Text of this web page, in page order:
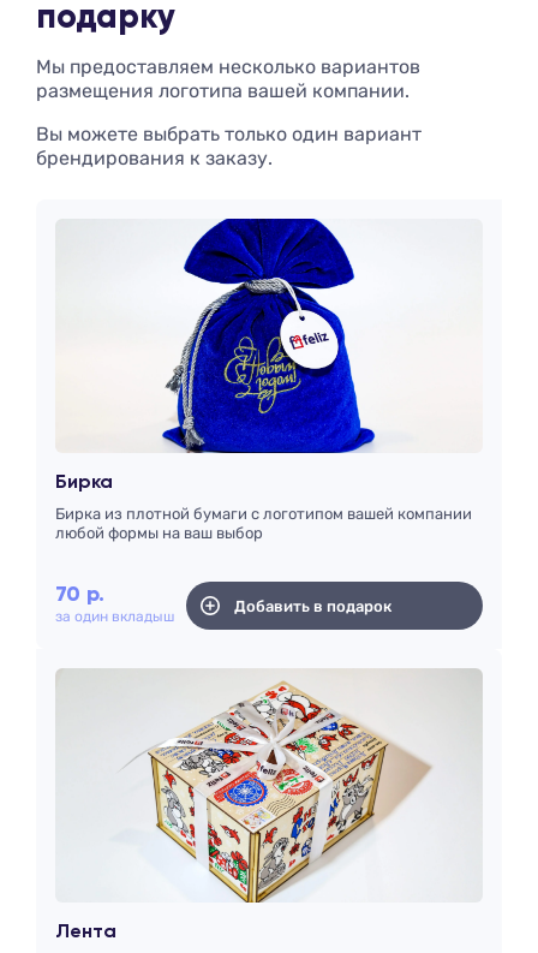
подарку
Мы предоставляем несколько вариантов
размещения логотипа вашей компании.
Вы можете выбрать только один вариант
брендирования к заказу.
Бирка
Бирка из плотной бумаги с логотипом вашей компании
любой формы на ваш выбор
70 р.
за один вкладыш
Добавить в подарок
Лента